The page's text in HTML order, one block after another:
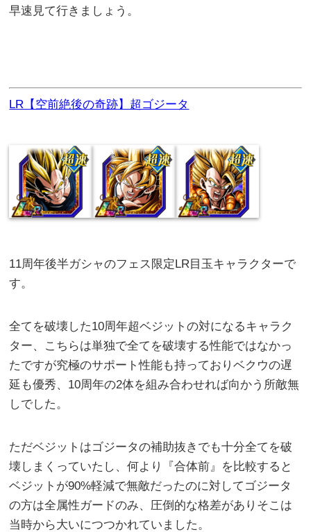
早速見て行きましょう。
LR【空前絶後の奇跡】超ゴジータ
11周年後半ガシャのフェス限定LR目玉キャラクターで
す。
全てを破壊した10周年超ベジットの対になるキャラク
ター、こちらは単独で全てを破壊する性能ではなかっ
たですが究極のサポート性能も持っておりベクウの遅
延も優秀、10周年の2体を組み合わせれば向かう所敵無
しでした。
ただベジットはゴジータの補助抜きでも十分全てを破
壊しまくっていたし、何より『合体前』を比較すると
ベジットが90%軽減で無敵だったのに対してゴジータ
の方は全属性ガードのみ、圧倒的な格差がありそこは
当時から大いにつつかれていました。